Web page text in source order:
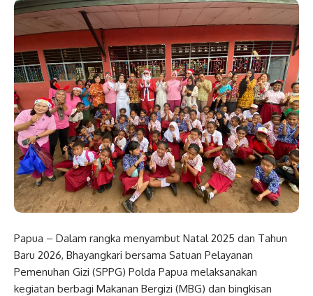
Papua – Dalam rangka menyambut Natal 2025 dan Tahun
Baru 2026, Bhayangkari bersama Satuan Pelayanan
Pemenuhan Gizi (SPPG) Polda Papua melaksanakan
kegiatan berbagi Makanan Bergizi (MBG) dan bingkisan